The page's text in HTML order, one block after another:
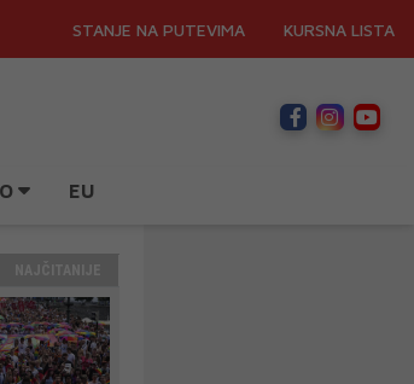
STANJE NA PUTEVIMA KURSNA LISTA
EU